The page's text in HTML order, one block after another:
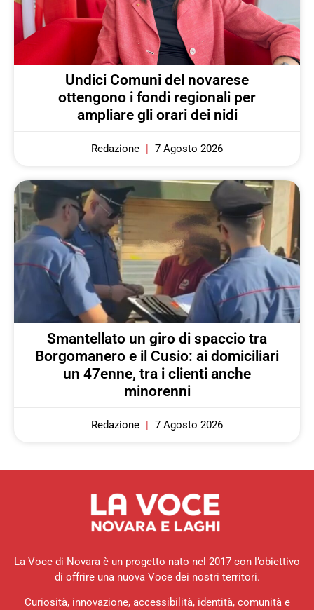
Undici Comuni del novarese
ottengono i fondi regionali per
ampliare gli orari dei nidi
Redazione 7 Agosto 2026
Smantellato un giro di spaccio tra
Borgomanero e il Cusio: ai domiciliari
un 47enne, tra i clienti anche
minorenni
Redazione 7 Agosto 2026
La Voce di Novara è un progetto nato nel 2017 con l’obiettivo
di offrire una nuova Voce dei nostri territori.
Curiosità, innovazione, accessibilità, identità, comunità e